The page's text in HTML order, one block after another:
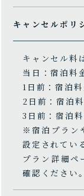
キャンセルポリ
キャンセル料
当日：宿泊料
1日前：宿泊
2日前：宿泊
3日前：宿泊
※宿泊プラン
設定されてい
プラン詳細ペ
確認ください。